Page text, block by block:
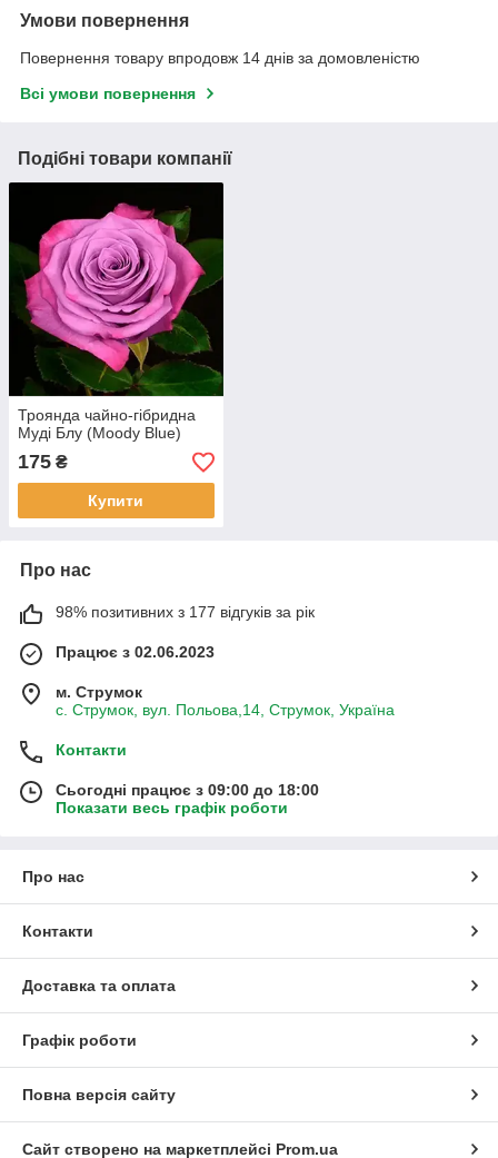
Умови повернення
Повернення товару впродовж 14 днів за домовленістю
Всі умови повернення
Подібні товари компанії
Троянда чайно-гібридна
Муді Блу (Moody Blue)
175 ₴
Купити
Про нас
98% позитивних з 177 відгуків за рік
Працює з 02.06.2023
м. Струмок
с. Струмок, вул. Польова,14, Струмок, Україна
Контакти
Сьогодні працює з 09:00 до 18:00
Показати весь графік роботи
Про нас
Контакти
Доставка та оплата
Графік роботи
Повна версія сайту
Сайт створено на маркетплейсі Prom.ua